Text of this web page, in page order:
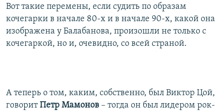
Вот такие перемены, если судить по образам
кочегарки в начале 80-х и в начале 90-х, какой она
изображена у Балабанова, произошли не только с
кочегаркой, но и, очевидно, со всей страной.
А теперь о том, каким, собственно, был Виктор Цой,
говоритПетр Мамонов – тогда он был лидером рок-